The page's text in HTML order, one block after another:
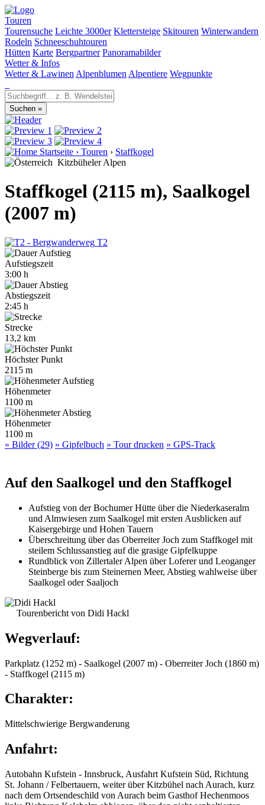
Touren
Tourensuche Leichte 3000er Klettersteige Skitouren Winterwandern
Rodeln Schneeschuhtouren
Hütten Karte Bergpartner Panoramabilder
Wetter & Infos
Wetter & Lawinen Alpenblumen Alpentiere Wegpunkte
Startseite › Touren › Staffkogel
Kitzbüheler Alpen
Staffkogel (2115 m), Saalkogel
(2007 m)
T2
Aufstiegszeit
3:00 h
Abstiegszeit
2:45 h
Strecke
13,2 km
Höchster Punkt
2115 m
Höhenmeter
1100 m
Höhenmeter
1100 m
» Bilder (29) » Gipfelbuch » Tour drucken » GPS-Track
Auf den Saalkogel und den Staffkogel
Aufstieg von der Bochumer Hütte über die Niederkaseralm
und Almwiesen zum Saalkogel mit ersten Ausblicken auf
Kaisergebirge und Hohen Tauern
Überschreitung über das Oberreiter Joch zum Staffkogel mit
steilem Schlussanstieg auf die grasige Gipfelkuppe
Rundblick von Zillertaler Alpen über Loferer und Leoganger
Steinberge bis zum Steinernen Meer, Abstieg wahlweise über
Saalkogel oder Saaljoch
Tourenbericht von Didi Hackl
Wegverlauf:
Parkplatz (1252 m) - Saalkogel (2007 m) - Oberreiter Joch (1860 m)
- Staffkogel (2115 m)
Charakter:
Mittelschwierige Bergwanderung
Anfahrt:
Autobahn Kufstein - Innsbruck, Ausfahrt Kufstein Süd, Richtung
St. Johann / Felbertauern, weiter über Kitzbühel nach Aurach, kurz
nach dem Ortsendeschild von Aurach beim Gasthof Hechenmoos